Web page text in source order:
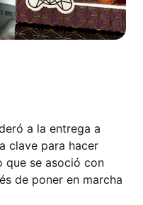
a la entrega a
clave para hacer
que se asoció con
de poner en marcha